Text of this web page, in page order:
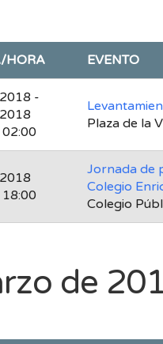
HORA EVENTO
-
Plaza de la
Jornada de
Colegio
Colegio
de